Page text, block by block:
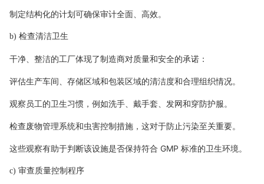
制定结构化的计划可确保审计全面、高效。
b) 检查清洁卫生
干净、整洁的工厂体现了制造商对质量和安全的承诺：
评估生产车间、存储区域和包装区域的清洁度和合理组织情况。
观察员工的卫生习惯，例如洗手、戴手套、发网和穿防护服。
检查废物管理系统和虫害控制措施，这对于防止污染至关重要。
这些观察有助于判断该设施是否保持符合 GMP 标准的卫生环境。
c) 审查质量控制程序